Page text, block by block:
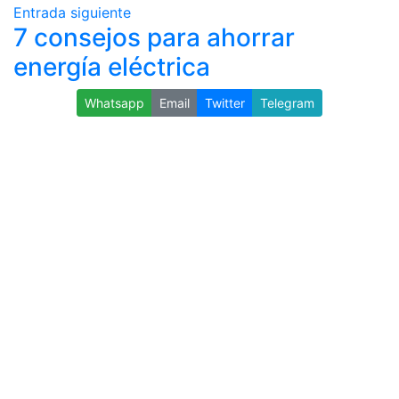
Entrada siguiente
7 consejos para ahorrar
energía eléctrica
Whatsapp Email Twitter Telegram